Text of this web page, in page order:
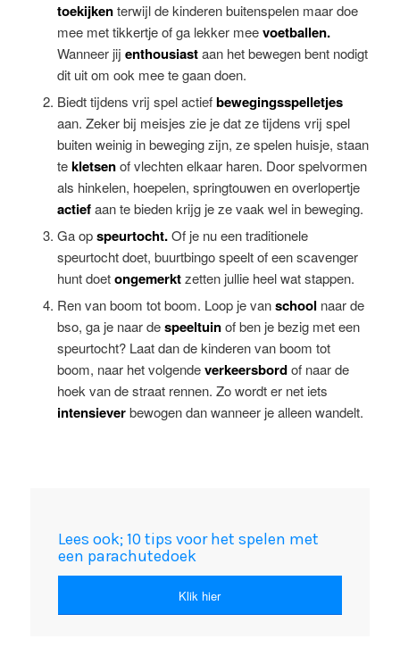
toekijkenterwijl de kinderen buitenspelen maar doe
mee met tikkertje of ga lekker meevoetballen.
Wanneer jij enthousiastaan het bewegen bent nodigt
dit uit om ook mee te gaan doen.
Biedt tijdens vrij spel actiefbewegingsspelletjes
aan. Zeker bij meisjes zie je dat ze tijdens vrij spel
buiten weinig in beweging zijn, ze spelen huisje, staan
tekletsenof vlechten elkaar haren. Door spelvormen
als hinkelen, hoepelen, springtouwen en overlopertje
actiefaan te bieden krijg je ze vaak wel in beweging.
Ga opspeurtocht.Of je nu een traditionele
speurtocht doet, buurtbingo speelt of een scavenger
hunt doetongemerktzetten jullie heel wat stappen.
Ren van boom tot boom. Loop je vanschool naar de
bso, ga je naar despeeltuinof ben je bezig met een
speurtocht? Laat dan de kinderen van boom tot
boom, naar het volgendeverkeersbordof naar de
hoek van de straat rennen. Zo wordt er net iets
intensieverbewogen dan wanneer je alleen wandelt.
Lees ook; 10 tips voor het spelen met
een parachutedoek
Klik hier